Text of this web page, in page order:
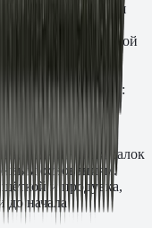
для
и
методом химической
475 мм при
часть
детали. Материал:
с
SF, VE-Polar,
несущих
подкрановых балок
основаниям.
и продувка,
до начала